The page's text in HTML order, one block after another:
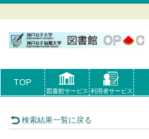
TOP
図書館サービス 利用者サービス
検索結果一覧に戻る